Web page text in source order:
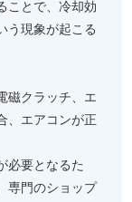
ことで、冷却効
う現象が起こる
磁クラッチ、エ
、エアコンが正
必要となるた
専門のショップ